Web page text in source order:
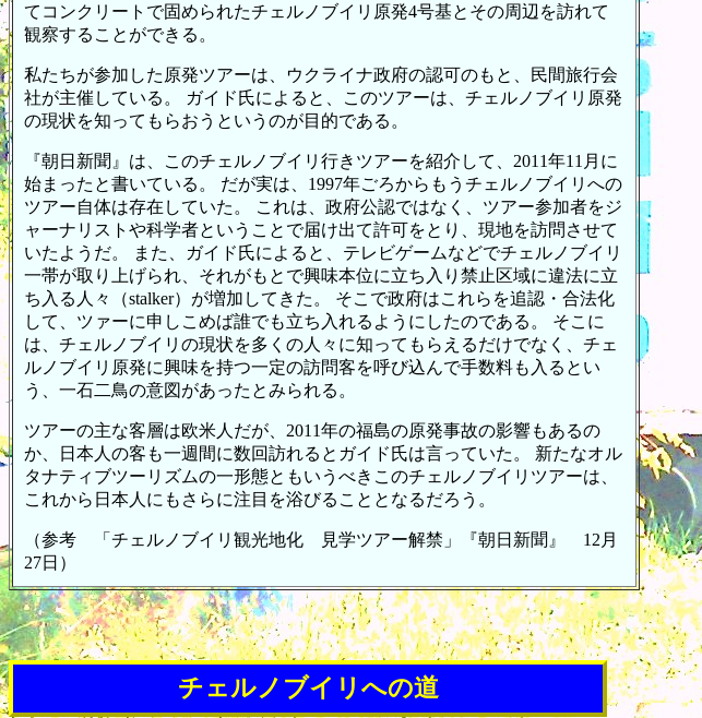
てコンクリートで固められたチェルノブイリ原発4号基とその周辺を訪れて
観察することができる。
私たちが参加した原発ツアーは、ウクライナ政府の認可のもと、民間旅行会
社が主催している。 ガイド氏によると、このツアーは、チェルノブイリ原発
の現状を知ってもらおうというのが目的である。
『朝日新聞』は、このチェルノブイリ行きツアーを紹介して、2011年11月に
始まったと書いている。 だが実は、1997年ごろからもうチェルノブイリへの
ツアー自体は存在していた。 これは、政府公認ではなく、ツアー参加者をジ
ャーナリストや科学者ということで届け出て許可をとり、現地を訪問させて
いたようだ。 また、ガイド氏によると、テレビゲームなどでチェルノブイリ
一帯が取り上げられ、それがもとで興味本位に立ち入り禁止区域に違法に立
ち入る人々（stalker）が増加してきた。 そこで政府はこれらを追認・合法化
して、ツァーに申しこめば誰でも立ち入れるようにしたのである。 そこに
は、チェルノブイリの現状を多くの人々に知ってもらえるだけでなく、チェ
ルノブイリ原発に興味を持つ一定の訪問客を呼び込んで手数料も入るとい
う、一石二鳥の意図があったとみられる。
ツアーの主な客層は欧米人だが、2011年の福島の原発事故の影響もあるの
か、日本人の客も一週間に数回訪れるとガイド氏は言っていた。 新たなオル
タナティブツーリズムの一形態ともいうべきこのチェルノブイリツアーは、
これから日本人にもさらに注目を浴びることとなるだろう。
（参考 「チェルノブイリ観光地化 見学ツアー解禁」『朝日新聞』 12月
27日）
チェルノブイリへの道